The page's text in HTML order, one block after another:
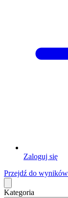
Zaloguj się
Przejdź do
Kategoria